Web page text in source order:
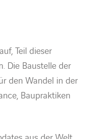
Teil dieser
Die Baustelle der
den Wandel in der
Baupraktiken